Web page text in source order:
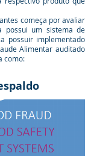
começa por avaliar
possui um sistema de
possuir implementado
Alimentar auditado
como: